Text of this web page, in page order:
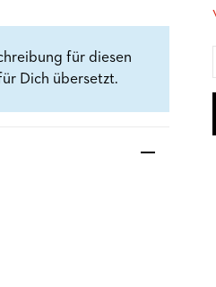
für diesen
Dich übersetzt.